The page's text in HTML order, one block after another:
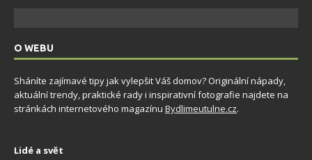
O WEBU
Sháníte zajímavé tipy jak vylepšit Váš domov? Originální nápady,
aktuální trendy, praktické rady i inspirativní fotografie najdete na
stránkách internetového magazínu Bydlimeutulne.cz.
Lidé a svět